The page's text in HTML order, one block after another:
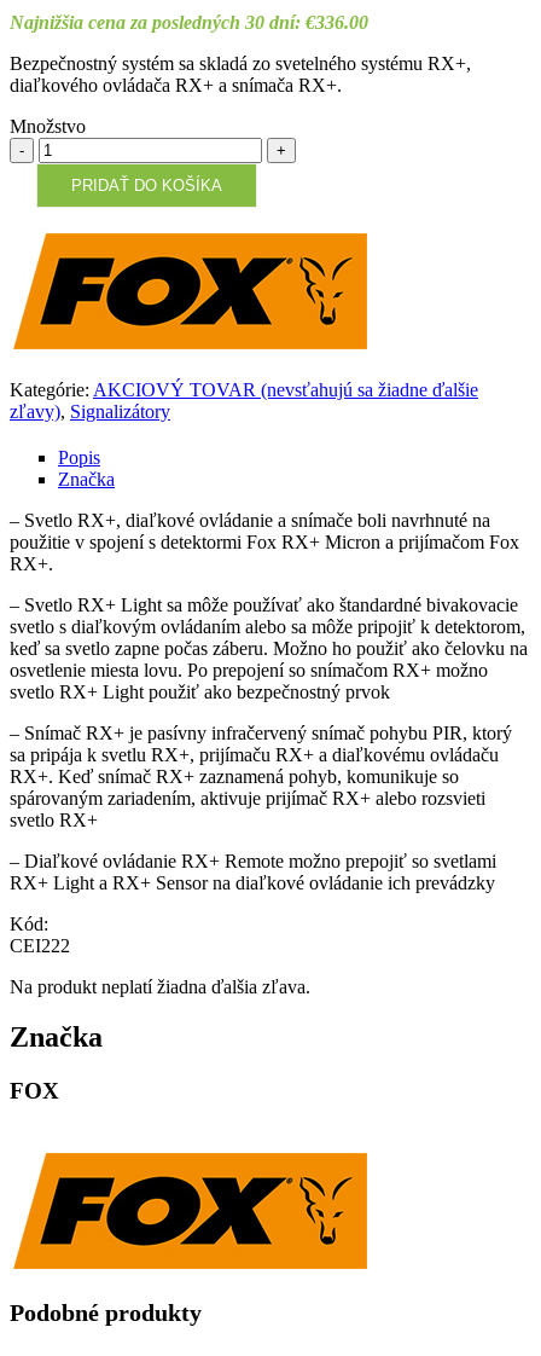
was:
is:
Najnižšia cena za posledných 30 dní: €336.00
Bezpečnostný systém sa skladá zo svetelného systému RX+,
diaľkového ovládača RX+ a snímača RX+.
Množstvo
Množstvo
PRIDAŤ DO KOŠÍKA
Kategórie: AKCIOVÝ TOVAR (nevsťahujú sa žiadne ďalšie
zľavy), Signalizátory
Popis
Značka
– Svetlo RX+, diaľkové ovládanie a snímače boli navrhnuté na
použitie v spojení s detektormi Fox RX+ Micron a prijímačom Fox
RX+.
– Svetlo RX+ Light sa môže používať ako štandardné bivakovacie
svetlo s diaľkovým ovládaním alebo sa môže pripojiť k detektorom,
keď sa svetlo zapne počas záberu. Možno ho použiť ako čelovku na
osvetlenie miesta lovu. Po prepojení so snímačom RX+ možno
svetlo RX+ Light použiť ako bezpečnostný prvok
– Snímač RX+ je pasívny infračervený snímač pohybu PIR, ktorý
sa pripája k svetlu RX+, prijímaču RX+ a diaľkovému ovládaču
RX+. Keď snímač RX+ zaznamená pohyb, komunikuje so
spárovaným zariadením, aktivuje prijímač RX+ alebo rozsvieti
svetlo RX+
– Diaľkové ovládanie RX+ Remote možno prepojiť so svetlami
RX+ Light a RX+ Sensor na diaľkové ovládanie ich prevádzky
Kód:
CEI222
Na produkt neplatí žiadna ďalšia zľava.
Značka
FOX
Podobné produkty